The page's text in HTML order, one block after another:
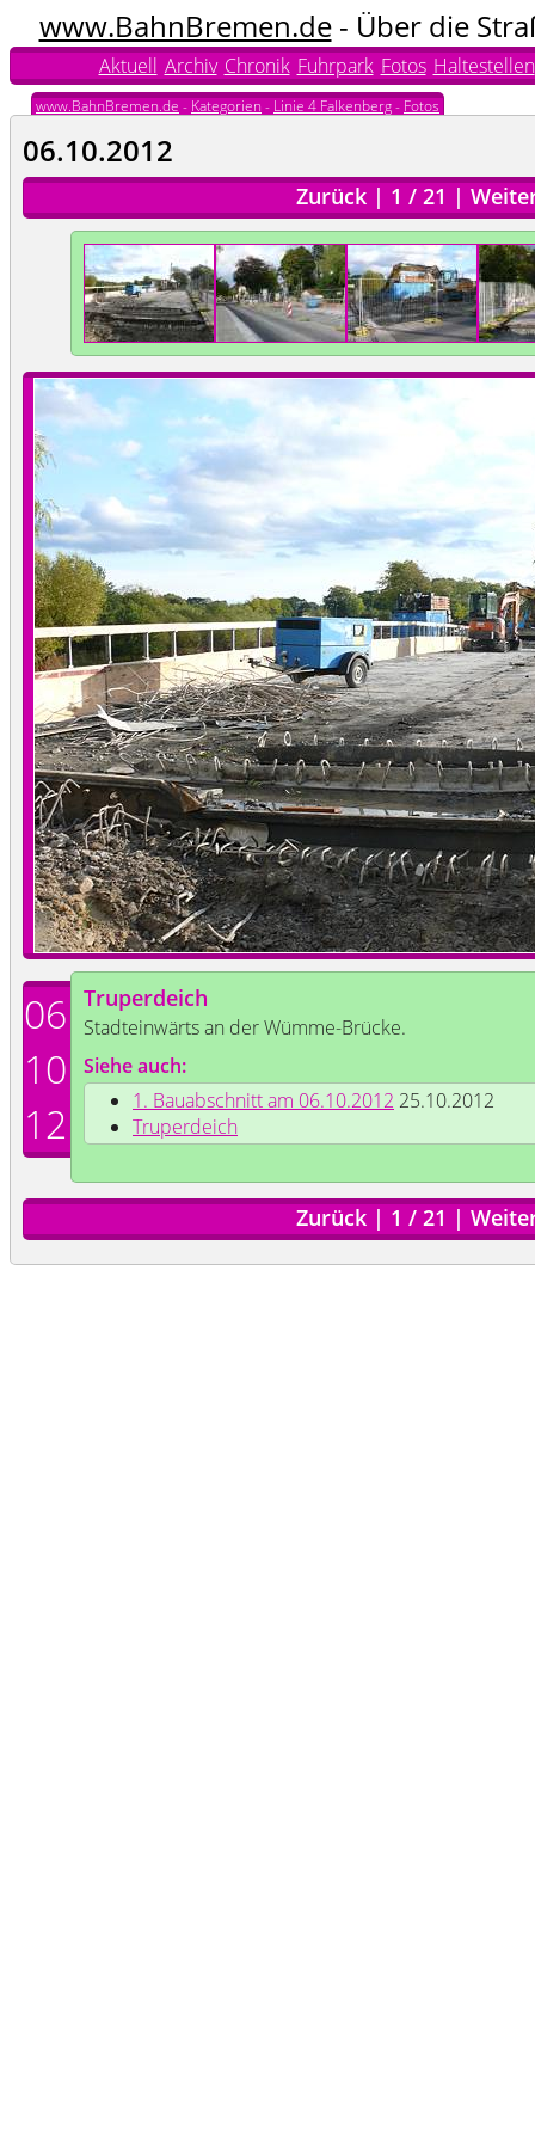
www.BahnBremen.de- Über die
Aktuell Archiv Chronik Fuhrpark Fotos Haltestellen
www.BahnBremen.de - Kategorien - Linie 4 Falkenberg- Fotos
06.10.2012
Zurück | 1 / 21 |
06
10
12
Truperdeich
Stadteinwärts an der Wümme-Brücke.
Siehe auch:
1. Bauabschnitt am 06.10.2012 25.10.2012
Truperdeich
Zurück | 1 / 21 |